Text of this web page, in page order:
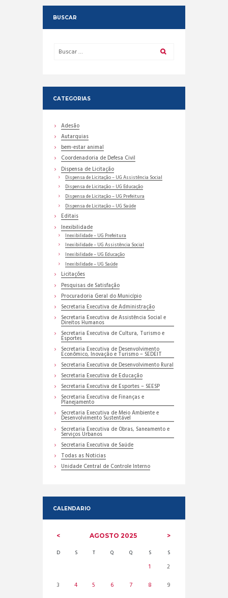
BUSCAR
CATEGORIAS
Adesão
Autarquias
bem-estar animal
Coordenadoria de Defesa Civil
Dispensa de Licitação
Dispensa de Licitação – UG Assistência Social
Dispensa de Licitação – UG Educação
Dispensa de Licitação – UG Prefeitura
Dispensa de Licitação – UG Saúde
Editais
Inexibilidade
Inexibilidade – UG Prefeitura
Inexibilidade – UG Assistência Social
Inexibilidade – UG Educação
Inexibilidade – UG Saúde
Licitações
Pesquisas de Satisfação
Procuradoria Geral do Município
Secretaria Executiva de Administração
Secretaria Executiva de Assistência Social e
Direitos Humanos
Secretaria Executiva de Cultura, Turismo e
Esportes
Secretaria Executiva de Desenvolvimento
Econômico, Inovação e Turismo – SEDEIT
Secretaria Executiva de Desenvolvimento Rural
Secretaria Executiva de Educação
Secretaria Executiva de Esportes – SEESP
Secretaria Executiva de Finanças e
Planejamento
Secretaria Executiva de Meio Ambiente e
Desenvolvimento Sustentável
Secretaria Executiva de Obras, Saneamento e
Serviços Urbanos
Secretaria Executiva de Saúde
Todas as Noticias
Unidade Central de Controle Interno
CALENDARIO
AGOSTO 2025
D S T Q Q S S
1
2
3
4 5 6 7 8 9